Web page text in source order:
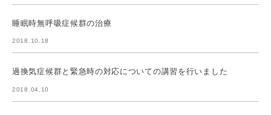
睡眠時無呼吸症候群の治療
2018.10.18
過換気症候群と緊急時の対応についての講習を行いました
2018.04.10